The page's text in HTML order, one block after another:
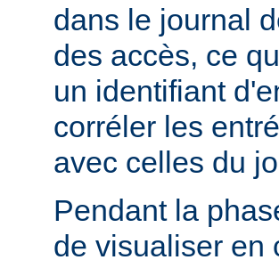
dans le journal
des accès, ce
un identifiant
corréler les
avec celles du
Pendant la
de visualiser en